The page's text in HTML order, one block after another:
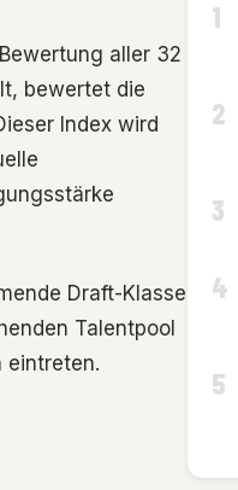
aller 32
bewertet die
Index wird
Draft-Klasse
Talentpool
eintreten.